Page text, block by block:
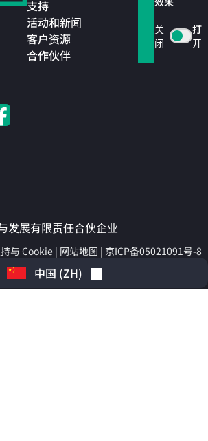
支持
活动和新闻
客户资源
合作伙伴
关
闭
打
开
发展有限责任合伙企业
与 Cookie 网站地图 京ICP备05021091号-8
中国 (ZH)